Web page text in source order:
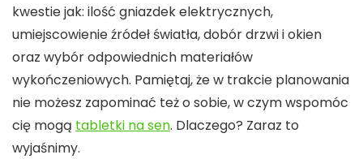
kwestie jak: ilość gniazdek elektrycznych,
umiejscowienie źródeł światła, dobór drzwi i okien
oraz wybór odpowiednich materiałów
wykończeniowych. Pamiętaj, że w trakcie planowania
nie możesz zapominać też o sobie, w czym wspomóc
cię mogą tabletki na sen. Dlaczego? Zaraz to
wyjaśnimy.